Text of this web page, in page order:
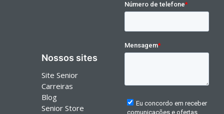
Nossos sites
Site Senior
Carreiras
Blog
Senior Store